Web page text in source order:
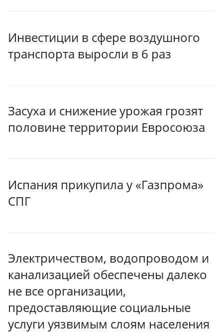
Инвестиции в сфере воздушного
транспорта выросли в 6 раз
Засуха и снижение урожая грозят
половине территории Евросоюза
Испания прикупила у «Газпрома»
СПГ
Электричеством, водопроводом и
канализацией обеспечены далеко
не все организации,
предоставляющие социальные
услуги уязвимым слоям населения